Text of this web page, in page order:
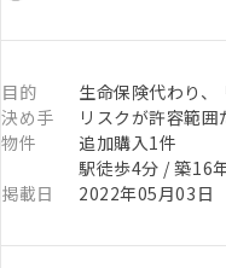
目的
生命保険代わり、
決め手
リスクが許容範
物件
追加購入1件
駅徒歩4分 / 築16
掲載日
2022年05月03日